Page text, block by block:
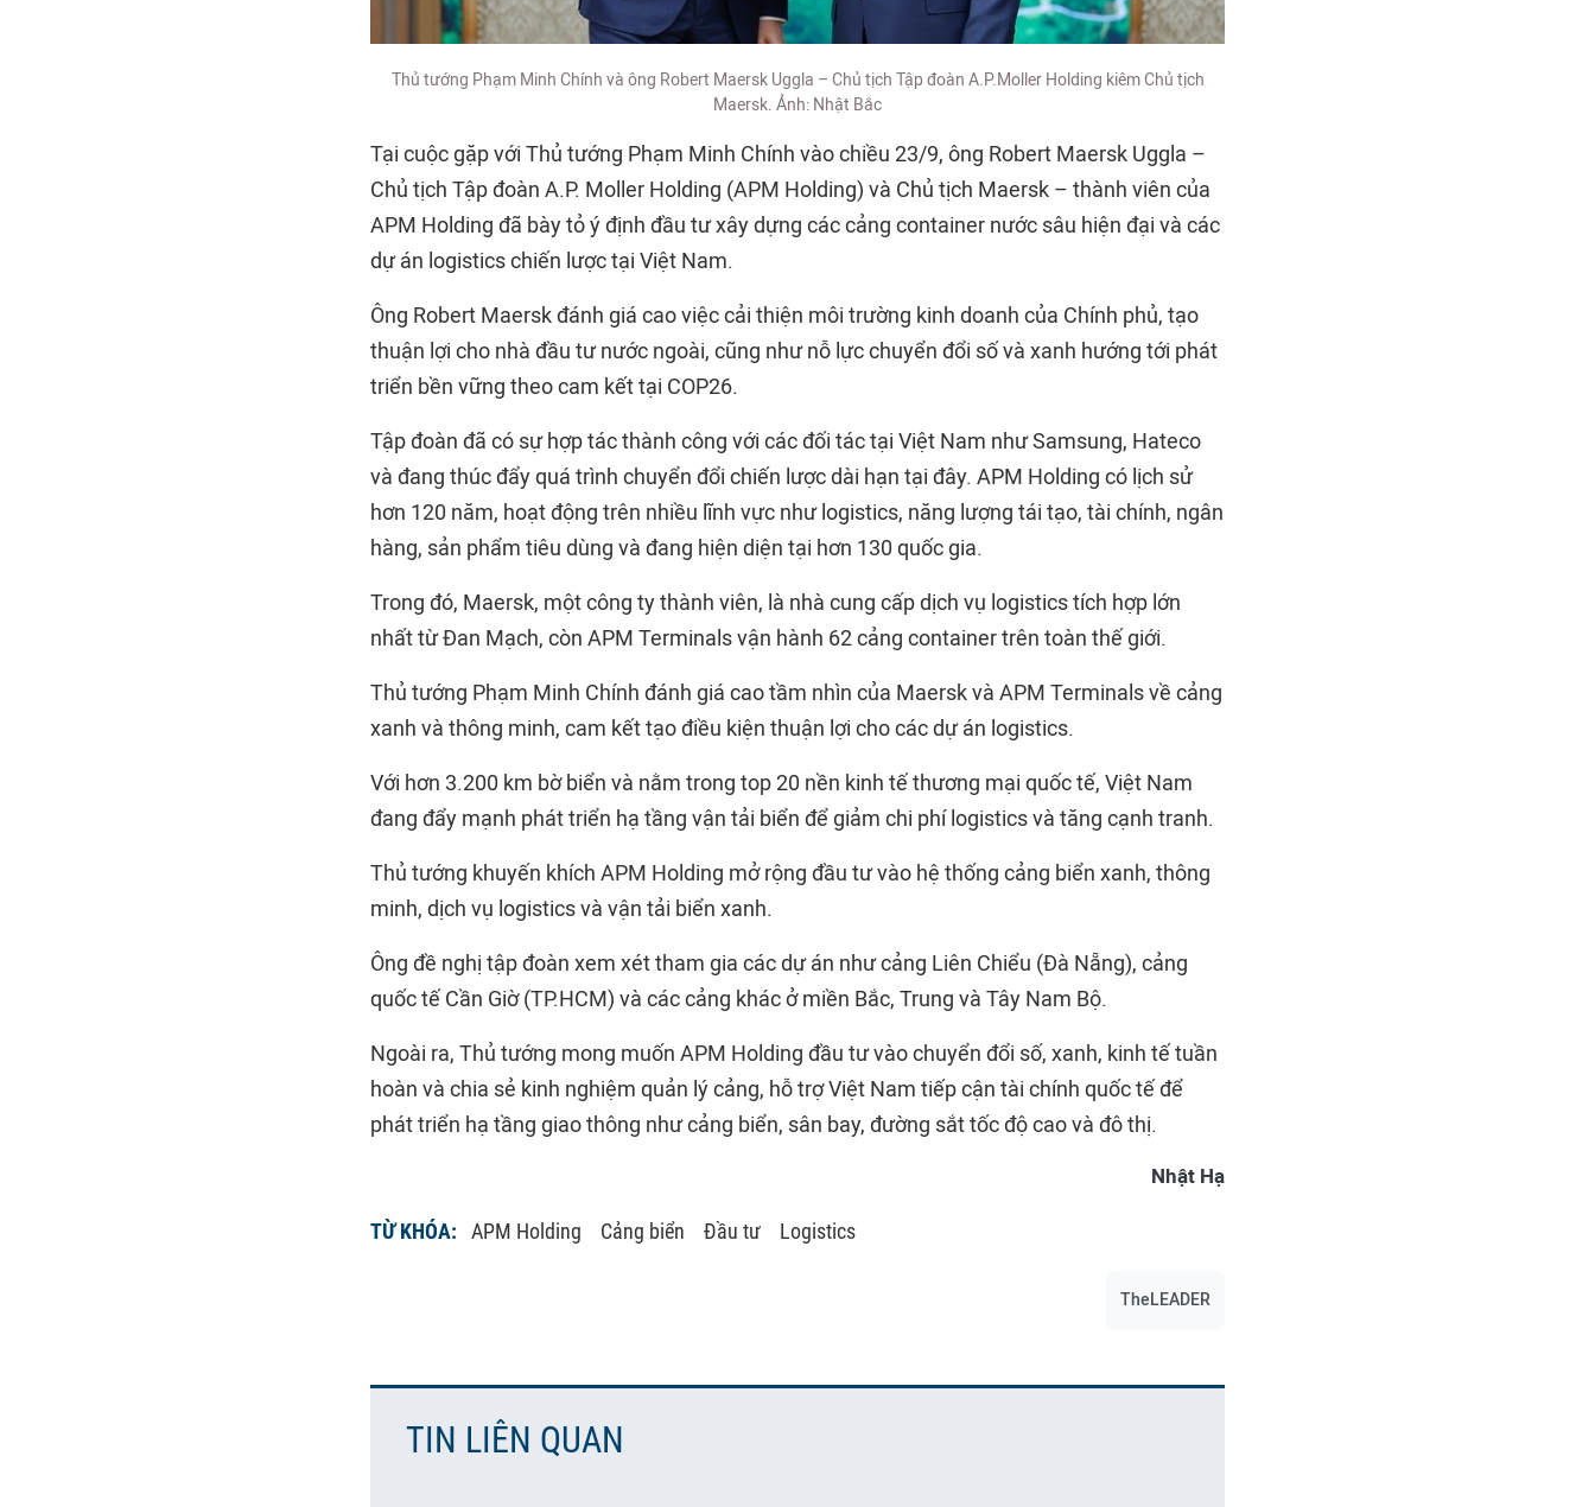
Thủ tướng Phạm Minh Chính và ông Robert Maersk Uggla – Chủ tịch Tập đoàn A.P.Moller Holding kiêm Chủ tịch
Maersk. Ảnh: Nhật Bắc
Tại cuộc gặp với Thủ tướng Phạm Minh Chính vào chiều 23/9, ông Robert Maersk Uggla –
Chủ tịch Tập đoàn A.P. Moller Holding (APM Holding) và Chủ tịch Maersk – thành viên của
APM Holding đã bày tỏ ý định đầu tư xây dựng các cảng container nước sâu hiện đại và các
dự án logistics chiến lược tại Việt Nam.
Ông Robert Maersk đánh giá cao việc cải thiện môi trường kinh doanh của Chính phủ, tạo
thuận lợi cho nhà đầu tư nước ngoài, cũng như nỗ lực chuyển đổi số và xanh hướng tới phát
triển bền vững theo cam kết tại COP26.
Tập đoàn đã có sự hợp tác thành công với các đối tác tại Việt Nam như Samsung, Hateco
và đang thúc đẩy quá trình chuyển đổi chiến lược dài hạn tại đây. APM Holding có lịch sử
hơn 120 năm, hoạt động trên nhiều lĩnh vực như logistics, năng lượng tái tạo, tài chính, ngân
hàng, sản phẩm tiêu dùng và đang hiện diện tại hơn 130 quốc gia.
Trong đó, Maersk, một công ty thành viên, là nhà cung cấp dịch vụ logistics tích hợp lớn
nhất từ Đan Mạch, còn APM Terminals vận hành 62 cảng container trên toàn thế giới.
Thủ tướng Phạm Minh Chính đánh giá cao tầm nhìn của Maersk và APM Terminals về cảng
xanh và thông minh, cam kết tạo điều kiện thuận lợi cho các dự án logistics.
Với hơn 3.200 km bờ biển và nằm trong top 20 nền kinh tế thương mại quốc tế, Việt Nam
đang đẩy mạnh phát triển hạ tầng vận tải biển để giảm chi phí logistics và tăng cạnh tranh.
Thủ tướng khuyến khích APM Holding mở rộng đầu tư vào hệ thống cảng biển xanh, thông
minh, dịch vụ logistics và vận tải biển xanh.
Ông đề nghị tập đoàn xem xét tham gia các dự án như cảng Liên Chiểu (Đà Nẵng), cảng
quốc tế Cần Giờ (TP.HCM) và các cảng khác ở miền Bắc, Trung và Tây Nam Bộ.
Ngoài ra, Thủ tướng mong muốn APM Holding đầu tư vào chuyển đổi số, xanh, kinh tế tuần
hoàn và chia sẻ kinh nghiệm quản lý cảng, hỗ trợ Việt Nam tiếp cận tài chính quốc tế để
phát triển hạ tầng giao thông như cảng biển, sân bay, đường sắt tốc độ cao và đô thị.
Nhật Hạ
TỪ KHÓA: APM Holding Cảng biển Đầu tư Logistics
TheLEADER
TIN LIÊN QUAN